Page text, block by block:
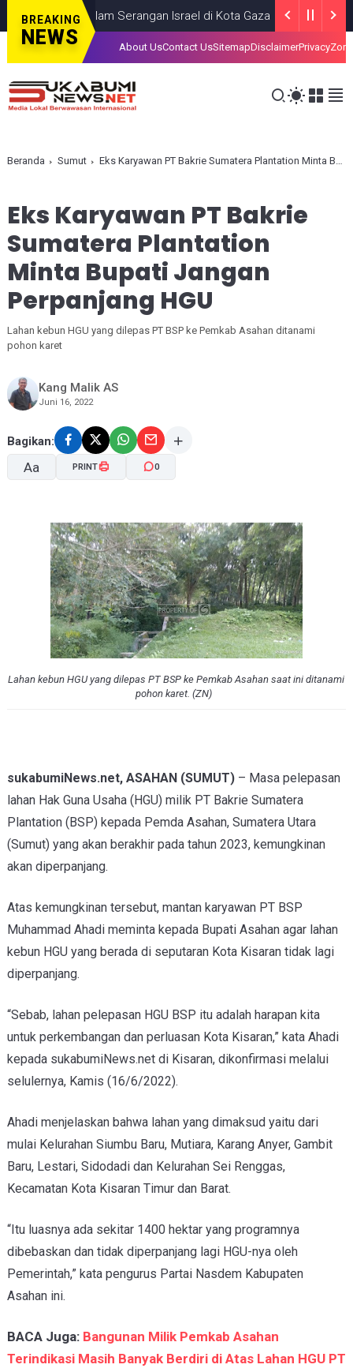
BREAKING
NEWS
Tewas dalam Serangan Israel di Kota Gaza GAZA JULY 19, 2026
About UsContact UsSitemapDisclaimerPrivacy
Beranda Sumut Eks Karyawan PT Bakrie Sumatera Plantation Minta Bupati Jangan Perpanjang HGU
Eks Karyawan PT Bakrie
Sumatera Plantation
Minta Bupati Jangan
Perpanjang HGU
Lahan kebun HGU yang dilepas PT BSP ke Pemkab Asahan ditanami
pohon karet
Kang Malik AS
Juni 16, 2022
Bagikan:
Aa
A- A+
PRINT 0
Lahan kebun HGU yang dilepas PT BSP ke Pemkab Asahan saat ini ditanami
pohon karet. (ZN)
sukabumiNews.net, ASAHAN (SUMUT)– Masa pelepasan
lahan Hak Guna Usaha (HGU) milik PT Bakrie Sumatera
Plantation (BSP) kepada Pemda Asahan, Sumatera Utara
(Sumut) yang akan berakhir pada tahun 2023, kemungkinan
akan diperpanjang.
Atas kemungkinan tersebut, mantan karyawan PT BSP
Muhammad Ahadi meminta kepada Bupati Asahan agar lahan
kebun HGU yang berada di seputaran Kota Kisaran tidak lagi
diperpanjang.
“Sebab, lahan pelepasan HGU BSP itu adalah harapan kita
untuk perkembangan dan perluasan Kota Kisaran,” kata Ahadi
kepada sukabumiNews.net di Kisaran, dikonfirmasi melalui
selulernya, Kamis (16/6/2022).
Ahadi menjelaskan bahwa lahan yang dimaksud yaitu dari
mulai Kelurahan Siumbu Baru, Mutiara, Karang Anyer, Gambit
Baru, Lestari, Sidodadi dan Kelurahan Sei Renggas,
Kecamatan Kota Kisaran Timur dan Barat.
“Itu luasnya ada sekitar 1400 hektar yang programnya
dibebaskan dan tidak diperpanjang lagi HGU-nya oleh
Pemerintah,” kata pengurus Partai Nasdem Kabupaten
Asahan ini.
BACA Juga: Bangunan Milik Pemkab Asahan
Terindikasi Masih Banyak Berdiri di Atas Lahan HGU PT